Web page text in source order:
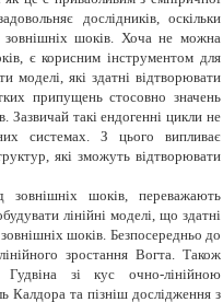
дослідників, оскільки
зовнішніх шоків. Хоча не можна
є корисним інструментом для
моделі, які здатні відтворювати
припущень стосовно значень
такі ендогенні цикли не
системах. З цього випливає
які зможуть відтворювати
зовнішніх шоків, переважають
лінійні моделі, що здатні
шоків. Безпосередньо до
зростання Вогта. Також
Гудвіна зі кус очно-лінійною
Калдора та пізніш дослідження з